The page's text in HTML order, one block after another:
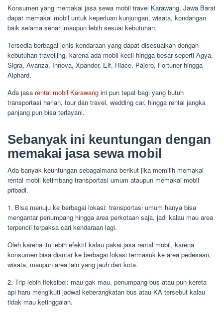
Konsumen yang memakai jasa sewa mobil travel Karawang, Jawa Barat
dapat memakai mobil untuk keperluan kunjungan, wisata, kondangan
baik selama sehari maupun lebih sesuai kebutuhan.
Tersedia berbagai jenis kendaraan yang dapat disesuaikan dengan
kebutuhan travelling, karena ada mobil kecil hingga besar seperti Agya,
Sigra, Avanza, Innova, Xpander, Elf, Hiace, Pajero, Fortuner hingga
Alphard.
Ada jasa rental mobil Karawang ini pun tepat bagi yang butuh
transportasi harian, tour dan travel, wedding car, hingga rental jangka
panjang pun bisa terlayani.
Sebanyak ini keuntungan dengan
memakai jasa sewa mobil
Ada banyak keuntungan sebagaimana berikut jika memilih memakai
rental mobil ketimbang transportasi umum ataupun memakai mobil
pribadi.
1. Bisa menuju ke berbagai lokasi: transportasi umum hanya bisa
mengantar penumpang hingga area perkotaan saja, jadi kalau mau area
terpencil terpaksa cari kendaraan lagi.
Oleh karena itu lebih efektif kalau pakai jasa rental mobil, karena
konsumen bisa diantar ke berbagai lokasi termasuk ke area pedesaan,
wisata, maupun area lain yang jauh dari kota.
2. Trip lebih fleksibel: mau gak mau, penumpang bus atau pun kereta
api haru mengikuti jadwal keberangkatan bus atau KA tersebut kalau
tidak mau ketinggalan.